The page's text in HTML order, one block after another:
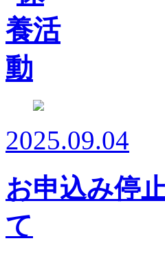
2025.09.04
お申込み停
て